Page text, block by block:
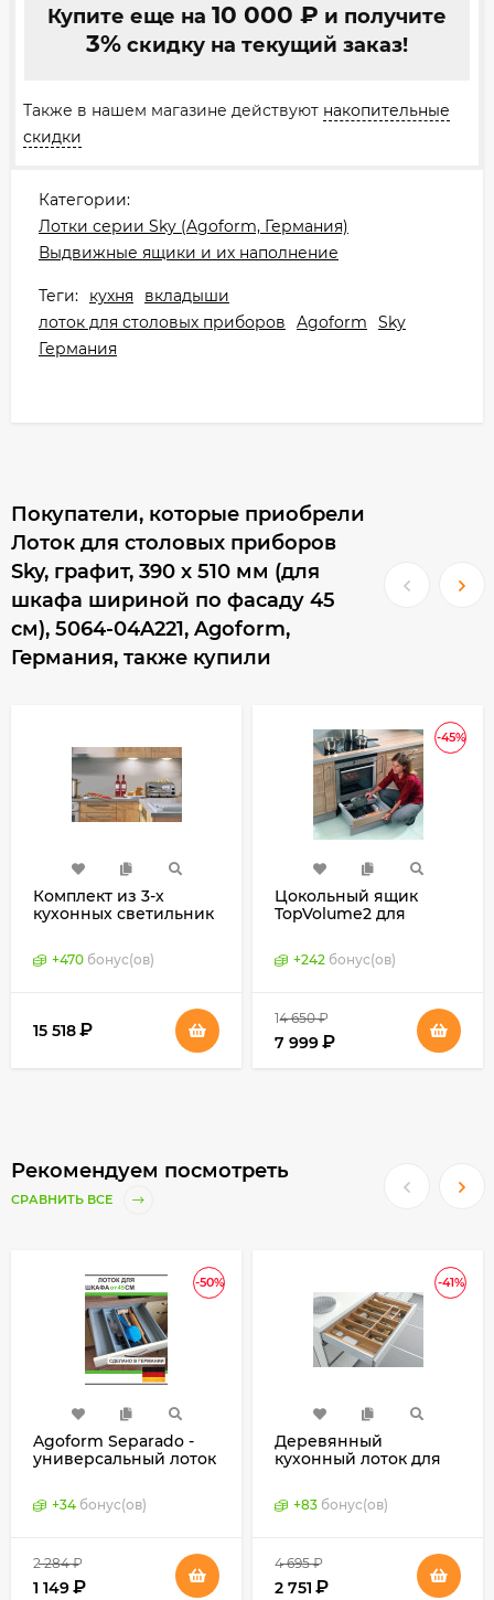
Купите еще на 10 000 ₽ и получите
3%скидку на текущий заказ!
Также в нашем магазине действуют накопительные
скидки
Категории:
Лотки серии Sky (Agoform, Германия)
Выдвижные ящики и их наполнение
Теги: кухня
вкладыши
лоток для столовых приборов
Agoform
Sky
Германия
Покупатели, которые приобрели
Лоток для столовых приборов
Sky, графит, 390 х 510 мм (для
шкафа шириной по фасаду 45
см), 5064-04A221, Agoform,
Германия, также купили
Комплект из 3-х
кухонных светильник
трансформатора
(Wipo, Германия)
+470 бонус(ов)
15 518₽
-45%
Цокольный ящик
TopVolume2 для
+242 бонус(ов)
14 650 ₽
7 999₽
Рекомендуем посмотреть
СРАВНИТЬ ВСЕ
-50%
Agoform Separado -
универсальный лоток
приборов, Германия
+34 бонус(ов)
2 284 ₽
1 149₽
-41%
Деревянный
кухонный лоток для
Basic (Base), Германия
+83 бонус(ов)
4 695 ₽
2 751 ₽